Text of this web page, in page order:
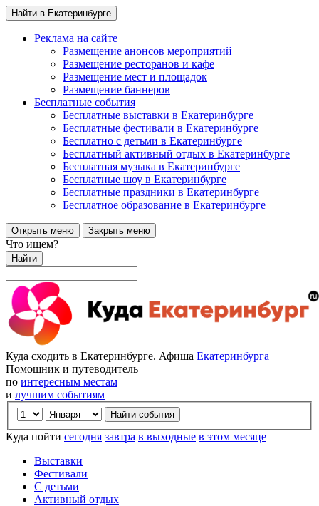
Найти в Екатеринбурге
Реклама на сайте
Размещение анонсов мероприятий
Размещение ресторанов и кафе
Размещение мест и площадок
Размещение баннеров
Бесплатные события
Бесплатные выставки в Екатеринбурге
Бесплатные фестивали в Екатеринбурге
Бесплатно с детьми в Екатеринбурге
Бесплатный активный отдых в Екатеринбурге
Бесплатная музыка в Екатеринбурге
Бесплатные шоу в Екатеринбурге
Бесплатные праздники в Екатеринбурге
Бесплатное образование в Екатеринбурге
Открыть меню Закрыть меню
Что ищем?
Найти
Куда сходить в Екатеринбурге. Афиша Екатеринбурга
Помощник и путеводитель
по интересным местам
и лучшим событиям
Куда пойти сегодня завтра в выходные в этом месяце
Выставки
Фестивали
С детьми
Активный отдых